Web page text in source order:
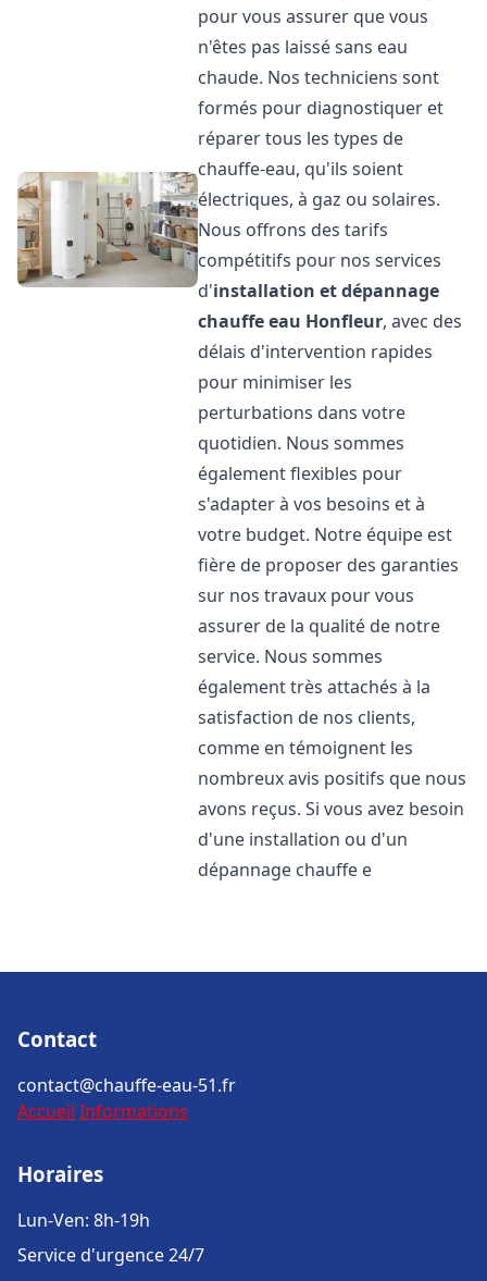
pour vous assurer que vous
n'êtes pas laissé sans eau
chaude. Nos techniciens sont
formés pour diagnostiquer et
réparer tous les types de
chauffe-eau, qu'ils soient
électriques, à gaz ou solaires.
Nous offrons des tarifs
compétitifs pour nos services
d'installation et dépannage
chauffe eau Honfleur, avec des
délais d'intervention rapides
pour minimiser les
perturbations dans votre
quotidien. Nous sommes
également flexibles pour
s'adapter à vos besoins et à
votre budget. Notre équipe est
fière de proposer des garanties
sur nos travaux pour vous
assurer de la qualité de notre
service. Nous sommes
également très attachés à la
satisfaction de nos clients,
comme en témoignent les
nombreux avis positifs que nous
avons reçus. Si vous avez besoin
d'une installation ou d'un
dépannage chauffe e
Contact
contact@chauffe-eau-51.fr
Accueil Informations
Horaires
Lun-Ven: 8h-19h
Service d'urgence 24/7